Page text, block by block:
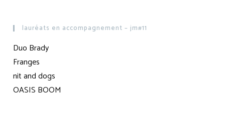
lauréats en accompagnement – jm#11
Duo Brady
Franges
nit and dogs
OASIS BOOM